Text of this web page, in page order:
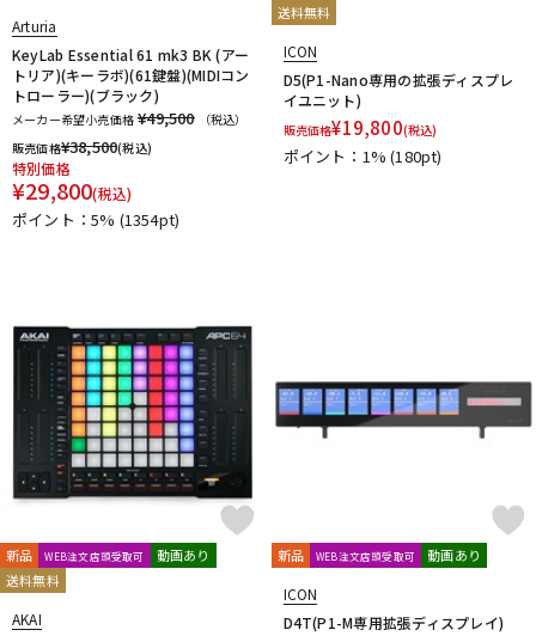
SANWA SUPPLY
SLATE AUDIO
SlateDigital Softube
Sonic Studio
Sonnox SoundToys
SPECTRASONICS
SSL(Solid State Logic)
Steinberg
Steven Slate Audio
stokyo
STREZOV SAMPLING Studiologic
SynchroArts
SYNTHOGY
TC helicon
Teenage Engineering
Tracktion
unknown
UVI Vengeance Sound
Vital Arts
Waldorf Wave Machine Labs
WAVES
Whirlwind XFER RECORDS xlnaudio
XSONIC
YAMAHA
ZAOR ZOOM
1st PLACE 360 Reality Audio
FREQPORT
Glorious Mntra
Arturia
KeyLab Essential 61 mk3 BK (アー
トリア)(キーラボ)(61鍵盤)(MIDIコン
トローラー)(ブラック)
メーカー希望小売価格 ¥49,500
（税込）
販売価格¥38,500(税込)
特別価格
¥29,800(税込)
ポイント：5% (1354pt)
送料無料
ICON
D5(P1-Nano専用の拡張ディスプレ
イユニット)
販売価格¥19,800(税込)
ポイント：1%(180pt)
新品 WEB注文店頭受取可
動画あり
送料無料
AKAI
新品 WEB注文店頭受取可 動画あり
ICON
D4T(P1-M専用拡張ディスプレイ)